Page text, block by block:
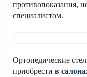
противопоказания,
специалистом.
Ортопедические
приобрести в